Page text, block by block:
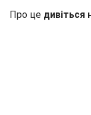
Про це дивіться